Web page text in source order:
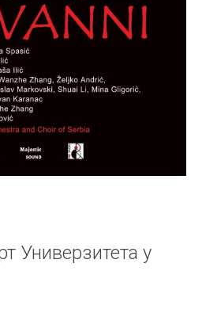
Универзитета у